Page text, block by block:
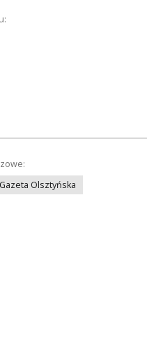
Olsztyńska